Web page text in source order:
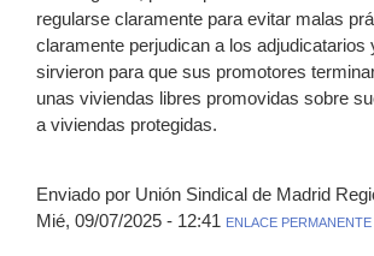
regularse claramente para evitar malas
claramente perjudican a los adjudicatarios
sirvieron para que sus promotores
unas viviendas libres promovidas sobre
a viviendas protegidas.
Enviado por Unión Sindical de Madrid
Mié, 09/07/2025 - 12:41 ENLACE PERMANENTE